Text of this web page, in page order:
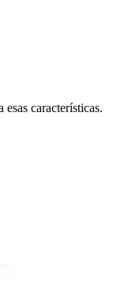
características.